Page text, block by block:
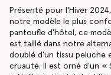
Présenté pour l'Hiver
notre modèle le plus
pantoufle d'hôtel, ce
est taillé dans notre
doublé d'un tissu peluche
cruauté. Il est orné d'un «